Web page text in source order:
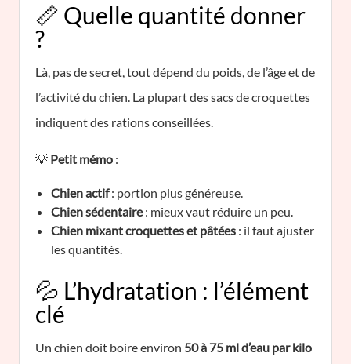
📏 Quelle quantité donner
?
Là, pas de secret, tout dépend du poids, de l’âge et de
l’activité du chien. La plupart des sacs de croquettes
indiquent des rations conseillées.
💡 Petit mémo :
Chien actif: portion plus généreuse.
Chien sédentaire: mieux vaut réduire un peu.
Chien mixant croquettes et pâtées : il faut ajuster
les quantités.
💦 L’hydratation : l’élément
clé
Un chien doit boire environ 50 à 75 ml d’eau par kilo